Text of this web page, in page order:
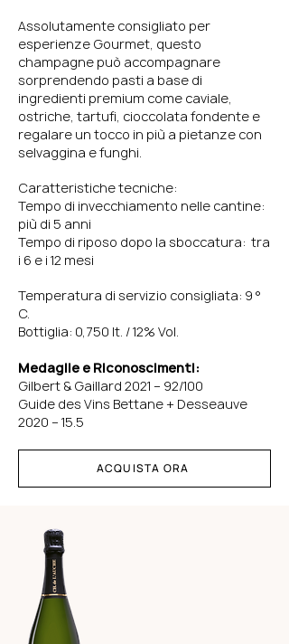
Assolutamente consigliato per
esperienze Gourmet, questo
champagne può accompagnare
sorprendendo pasti a base di
ingredienti premium come caviale,
ostriche, tartufi, cioccolata fondente e
regalare un tocco in più a pietanze con
selvaggina e funghi.
Caratteristiche tecniche:
Tempo di invecchiamento nelle cantine:
più di 5 anni
Tempo di riposo dopo la sboccatura: tra
i 6 e i 12 mesi
Temperatura di servizio consigliata: 9 °
C.
Bottiglia: 0,750 lt. /12% Vol.
Medaglie e Riconoscimenti:
Gilbert & Gaillard 2021 – 92/100
Guide des Vins Bettane + Desseauve
2020 – 15.5
ACQUISTA ORA